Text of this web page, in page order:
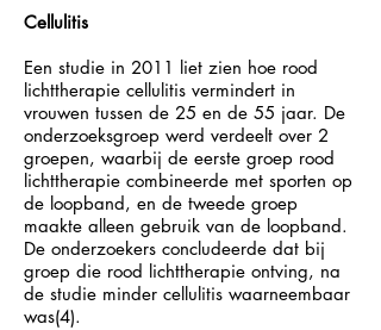
Cellulitis
Een studie in 2011 liet zien hoe rood
lichttherapie cellulitis vermindert in
vrouwen tussen de 25 en de 55 jaar. De
onderzoeksgroep werd verdeelt over 2
groepen, waarbij de eerste groep rood
lichttherapie combineerde met sporten op
de loopband, en de tweede groep
maakte alleen gebruik van de loopband.
De onderzoekers concludeerde dat bij
groep die rood lichttherapie ontving, na
de studie minder cellulitis waarneembaar
was(4).